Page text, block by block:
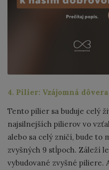
4. Pilier: Vzájomná dôvera
Tento pilier sa buduje celý
najsilnejších pilierov vo
alebo sa celý zničí, bude to
zvyšných 9 stĺpoch. Záleží
vybudované zvyšné piliere.